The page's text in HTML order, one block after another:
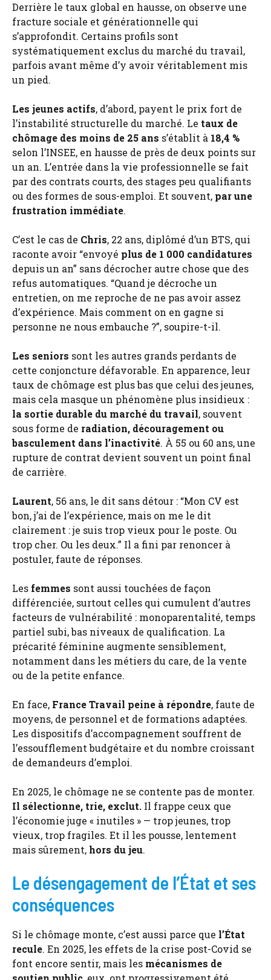
Derrière le taux global en hausse, on observe une
fracture sociale et générationnelle qui
s’approfondit. Certains profils sont
systématiquement exclus du marché du travail,
parfois avant même d’y avoir véritablement mis
un pied.
Les jeunes actifs, d’abord, payent le prix fort de
l’instabilité structurelle du marché. Le taux de
chômage des moins de 25 ans s’établit à 18,4 %
selon l’INSEE, en hausse de près de deux points sur
un an. L’entrée dans la vie professionnelle se fait
par des contrats courts, des stages peu qualifiants
ou des formes de sous-emploi. Et souvent, par une
frustration immédiate.
C’est le cas de Chris, 22 ans, diplômé d’un BTS, qui
raconte avoir “envoyé plus de 1 000 candidatures
depuis un an” sans décrocher autre chose que des
refus automatiques. “Quand je décroche un
entretien, on me reproche de ne pas avoir assez
d’expérience. Mais comment on en gagne si
personne ne nous embauche ?”, soupire-t-il.
Les seniors sont les autres grands perdants de
cette conjoncture défavorable. En apparence, leur
taux de chômage est plus bas que celui des jeunes,
mais cela masque un phénomène plus insidieux :
la sortie durable du marché du travail, souvent
sous forme de radiation, découragement ou
basculement dans l’inactivité. À 55 ou 60 ans, une
rupture de contrat devient souvent un point final
de carrière.
Laurent, 56 ans, le dit sans détour : “Mon CV est
bon, j’ai de l’expérience, mais on me le dit
clairement : je suis trop vieux pour le poste. Ou
trop cher. Ou les deux.” Il a fini par renoncer à
postuler, faute de réponses.
Les femmes sont aussi touchées de façon
différenciée, surtout celles qui cumulent d’autres
facteurs de vulnérabilité : monoparentalité, temps
partiel subi, bas niveaux de qualification. La
précarité féminine augmente sensiblement,
notamment dans les métiers du care, de la vente
ou de la petite enfance.
En face, France Travail peine à répondre, faute de
moyens, de personnel et de formations adaptées.
Les dispositifs d’accompagnement souffrent de
l’essoufflement budgétaire et du nombre croissant
de demandeurs d’emploi.
En 2025, le chômage ne se contente pas de monter.
Il sélectionne, trie, exclut. Il frappe ceux que
l’économie juge « inutiles » — trop jeunes, trop
vieux, trop fragiles. Et il les pousse, lentement
mais sûrement, hors du jeu.
Le désengagement de l’État et ses
conséquences
Si le chômage monte, c’est aussi parce que l’État
recule. En 2025, les effets de la crise post-Covid se
font encore sentir, mais les mécanismes de